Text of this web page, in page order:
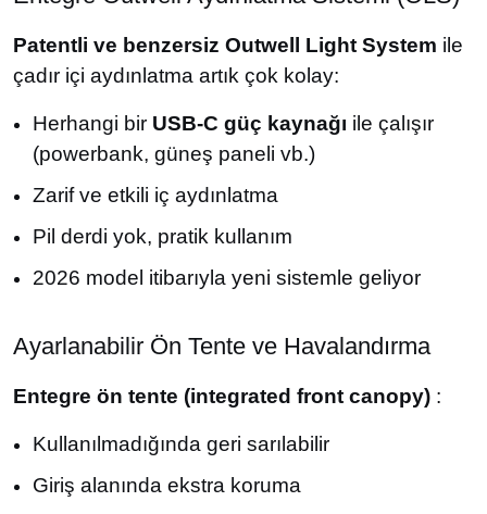
Patentli ve benzersiz Outwell Light System ile
çadır içi aydınlatma artık çok kolay:
Herhangi bir USB-C güç kaynağı ile çalışır
(powerbank, güneş paneli vb.)
Zarif ve etkili iç aydınlatma
Pil derdi yok, pratik kullanım
2026 model itibarıyla yeni sistemle geliyor
Ayarlanabilir Ön Tente ve Havalandırma
Entegre ön tente (integrated front canopy) :
Kullanılmadığında geri sarılabilir
Giriş alanında ekstra koruma